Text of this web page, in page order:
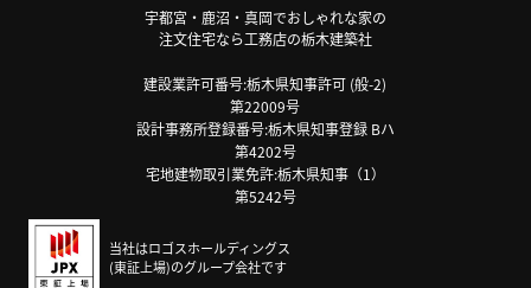
宇都宮・鹿沼・真岡でおしゃれな家の
注文住宅なら工務店の栃木建築社
建設業許可番号:栃木県知事許可 (般-2)
第22009号
設計事務所登録番号:栃木県知事登録 Bハ
第4202号
宅地建物取引業免許:栃木県知事（1）
第5242号
当社はロゴスホールディングス
(東証上場)のグループ会社です